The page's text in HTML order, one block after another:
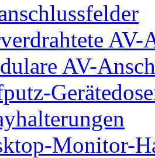
AV-
AV-
Monitor-